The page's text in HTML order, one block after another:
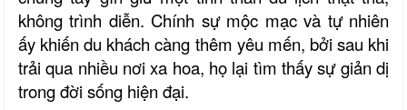
không trình diễn. Chính sự mộc mạc và tự nhiên
ấy khiến du khách càng thêm yêu mến, bởi sau khi
trải qua nhiều nơi xa hoa, họ lại tìm thấy sự giản dị
trong đời sống hiện đại.